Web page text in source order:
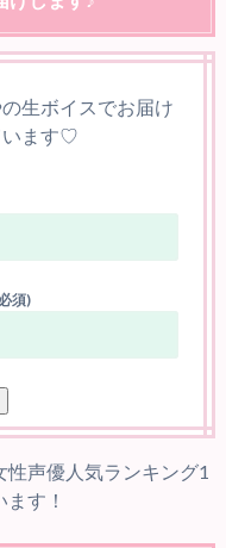
生ボイスでお届け
います♡
須)
声優人気ランキング1
す！